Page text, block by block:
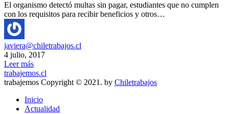
El organismo detectó multas sin pagar, estudiantes que no cumplen
con los requisitos para recibir beneficios y otros…
javiera@chiletrabajos.cl
4 julio, 2017
Leer más
trabajemos.cl
trabajemos Copyright © 2021. by Chiletrabajos
Inicio
Actualidad